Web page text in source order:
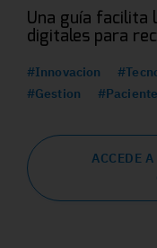
Una guía facilita
digitales para
#Innovacion
#Gestion
ACCEDE